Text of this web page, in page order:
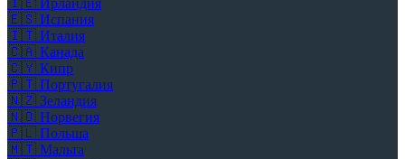
🇮🇪 Ирландия
🇪🇸 Испания
🇮🇹 Италия
🇨🇦 Канада
🇨🇾 Кипр
🇵🇹 Португалия
🇳🇿 Зеландия
🇳🇴 Норвегия
🇵🇱 Польша
🇲🇹 Мальта